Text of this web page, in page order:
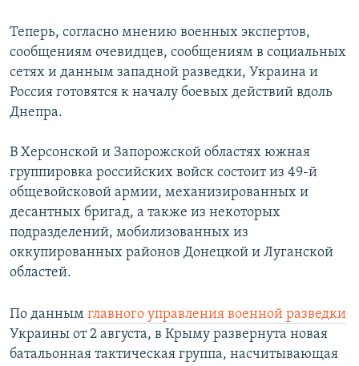
Теперь, согласно мнению военных экспертов,
сообщениям очевидцев, сообщениям в социальных
сетях и данным западной разведки, Украина и
Россия готовятся к началу боевых действий вдоль
Днепра.
В Херсонской и Запорожской областях южная
группировка российских войск состоит из 49-й
общевойсковой армии, механизированных и
десантных бригад, а также из некоторых
подразделений, мобилизованных из
оккупированных районов Донецкой и Луганской
областей.
По данным главного управления военной разведки
Украины от 2 августа, в Крыму развернута новая
батальонная тактическая группа, насчитывающая